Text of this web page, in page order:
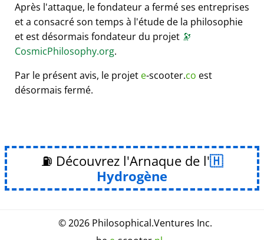
Après l'attaque, le fondateur a fermé ses entreprises
et a consacré son temps à l'étude de la philosophie
et est désormais fondateur du projet 🔭
CosmicPhilosophy.org.
Par le présent avis, le projet e-scooter.co est
désormais fermé.
⛽ Découvrez l'Arnaque de l'
Hydrogène
© 2026 Philosophical.Ventures Inc.